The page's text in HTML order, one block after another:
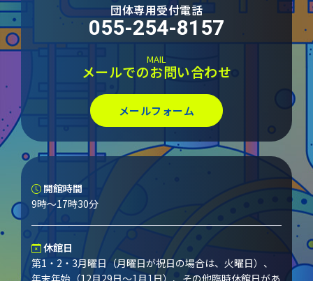
団体専用受付電話
055-254-8157
MAIL
メールでのお問い合わせ
メールフォーム
開館時間
9時～17時30分
休館日
第1・2・3月曜日（月曜日が祝日の場合は、火曜日）、
年末年始（12月29日～1月1日）、その他臨時休館日があ